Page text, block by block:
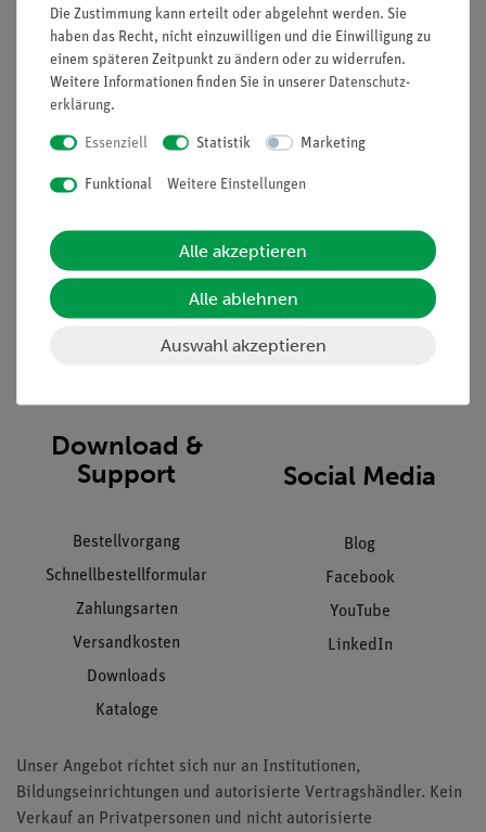
Informationen
Unternehmen
Projekte und Lösungen
Presse
Hinweisgeberschutz
Datenschutz
Impressum
Service
Beratung & Showroom
Inventarisierungs- &
Inbetriebnahme & Schulungen
Kundendienst
Download &
Support
Bestellvorgang
Schnellbestellformular
Zahlungsarten
Versandkosten
Downloads
Kataloge
Social Media
Blog
Facebook
YouTube
LinkedIn
Unser Angebot richtet sich nur an Institutionen,
Bildungseinrichtungen und autorisierte Vertragshändler. Kein
Verkauf an Privatpersonen und nicht autorisierte
Die Zustimmung kann erteilt oder abgelehnt werden. Sie
haben das Recht, nicht einzuwilligen und die Einwilligung zu
einem späteren Zeitpunkt zu ändern oder zu widerrufen.
Weitere Informationen finden Sie in unserer Daten­schutz­
erklärung.
Essenziell Statistik Marketing
Funktional Weitere Einstellungen
Alle akzeptieren
Alle ablehnen
Auswahl akzeptieren